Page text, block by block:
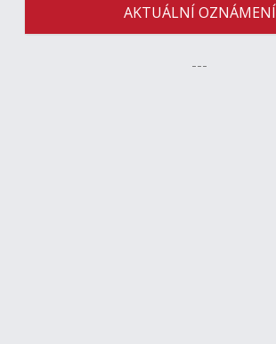
AKTUÁLNÍ OZNÁMENÍ
---